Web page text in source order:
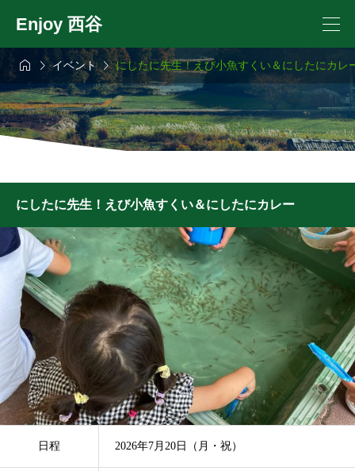
Enjoy 西谷
 イベントにしたに先生！えび小魚すくい＆にしたにカレ
にしたに先生！えび小魚すくい＆にしたにカレー
日程 2026年7月20日（月・祝）